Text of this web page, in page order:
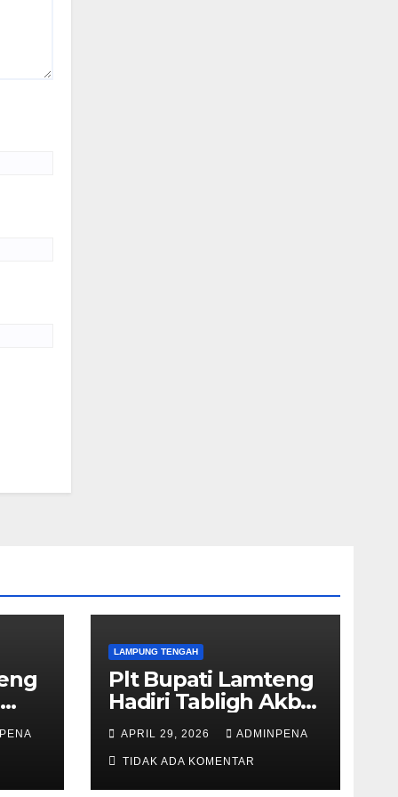
LAMPUNG TENGAH
Plt Bupati Lamteng
Hadiri Tabligh Akbar
dan Gebyar
Sholawat JASKO di
Ponpes Tahfidzul
Quran Al Fattah
APRIL 29, 2026 ADMINPENA
TIDAK ADA KOMENTAR